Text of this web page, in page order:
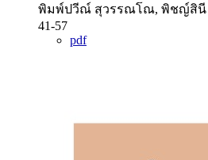
พิมพ์ปวีณ์ สุวรรณโณ, พิชญ์สินี
41-57
pdf